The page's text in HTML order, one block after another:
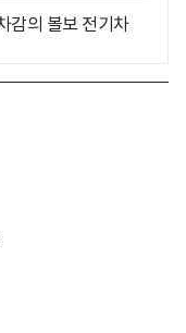
감의 볼보 전기차